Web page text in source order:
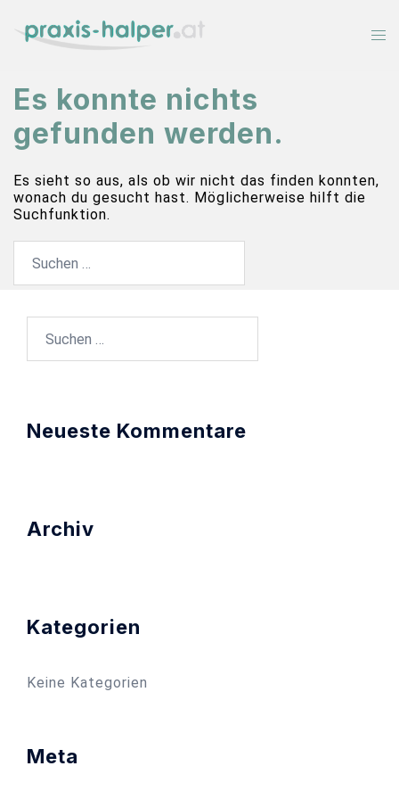
Inhalt
springen
Es konnte nichts
gefunden werden.
Es sieht so aus, als ob wir nicht das finden konnten,
wonach du gesucht hast. Möglicherweise hilft die
Suchfunktion.
nach:
nach:
Neueste Kommentare
Archiv
Kategorien
Keine Kategorien
Meta